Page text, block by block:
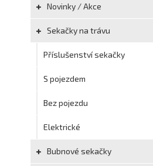
Novinky / Akce
Sekačky na trávu
Příslušenství sekačky
S pojezdem
Bez pojezdu
Elektrické
Bubnové sekačky